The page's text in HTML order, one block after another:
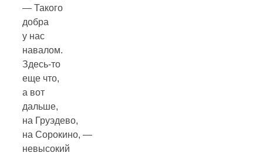
— Такого
добра
у нас
навалом.
Здесь-то
еще что,
а вот
дальше,
на Груэдево,
на Сорокино, —
невысокий